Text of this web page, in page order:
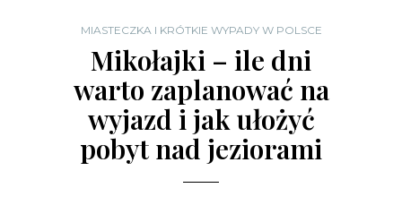
MIASTECZKA I KRÓTKIE WYPADY W POLSCE
Mikołajki – ile dni
warto zaplanować na
wyjazd i jak ułożyć
pobyt nad jeziorami